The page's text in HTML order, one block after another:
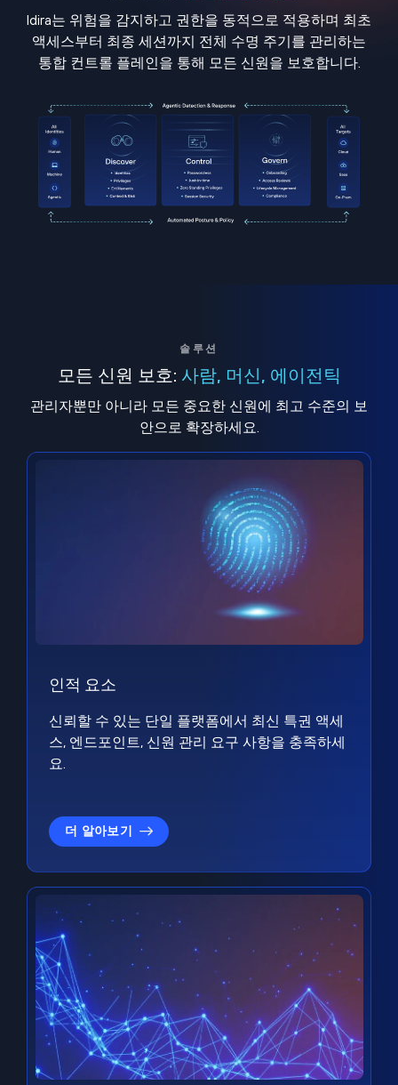
Idira는 위험을 감지하고 권한을 동적으로 적용하며 최초
액세스부터 최종 세션까지 전체 수명 주기를 관리하는
통합 컨트롤 플레인을 통해 모든 신원을 보호합니다.
솔루션
모든 신원 보호: 사람, 머신, 에이전틱
관리자뿐만 아니라 모든 중요한 신원에 최고 수준의 보
안으로 확장하세요.
인적 요소
신뢰할 수 있는 단일 플랫폼에서 최신 특권 액세
스, 엔드포인트, 신원 관리 요구 사항을 충족하세
요.
더 알아보기